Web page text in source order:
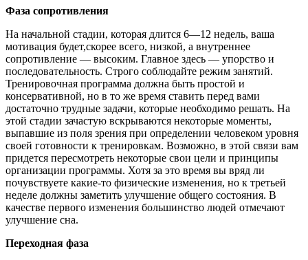
Фаза сопротивления
На начальной стадии, которая длится 6—12 недель, ваша
мотивация будет,скорее всего, низкой, а внутреннее
сопротивление — высоким. Главное здесь — упорство и
последовательность. Строго соблюдайте режим занятий.
Тренировочная программа должна быть простой и
консервативной, но в то же время ставить перед вами
достаточно трудные задачи, которые необходимо решать. На
этой стадии зачастую вскрываются некоторые моменты,
выпавшие из поля зрения при определении человеком уровня
своей готовности к тренировкам. Возможно, в этой связи вам
придется пересмотреть некоторые свои цели и принципы
организации программы. Хотя за это время вы вряд ли
почувствуете какие-то физические изменения, но к третьей
неделе должны заметить улучшение общего состояния. В
качестве первого изменения большинство людей отмечают
улучшение сна.
Переходная фаза